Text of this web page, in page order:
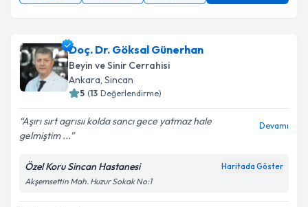
Doç. Dr. Göksal Günerhan
Beyin ve Sinir Cerrahisi
Ankara, Sincan
5 (13 Değerlendirme)
Aşırı sırt agrısıı kolda sancı gece yatmaz hale
gelmiştim ...
Devamı
Özel Koru Sincan Hastanesi Haritada Göster
Akşemsettin Mah. Huzur Sokak No:1